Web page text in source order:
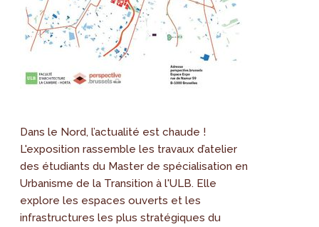
Dans le Nord, l’actualité est chaude !
L'exposition rassemble les travaux d’atelier
des étudiants du Master de spécialisation en
Urbanisme de la Transition à l'ULB. Elle
explore les espaces ouverts et les
infrastructures les plus stratégiques du